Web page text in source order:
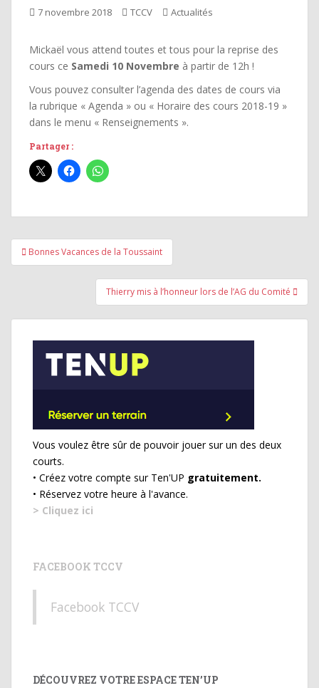
7 novembre 2018 TCCV Actualités
Mickaël vous attend toutes et tous pour la reprise des
cours ce Samedi 10 Novembre à partir de 12h !
Vous pouvez consulter l’agenda des dates de cours via
la rubrique « Agenda » ou « Horaire des cours 2018-19 »
dans le menu « Renseignements ».
Partager :
Navigation
de
Bonnes Vacances de la Toussaint
Thierry mis à l’honneur lors de l’AG du Comité
Vous voulez être sûr de pouvoir jouer sur un des deux
courts.
• Créez votre compte sur Ten'UP gratuitement.
• Réservez votre heure à l'avance.
> Cliquez ici
FACEBOOK TCCV
Facebook TCCV
DÉCOUVREZ VOTRE ESPACE TEN’UP